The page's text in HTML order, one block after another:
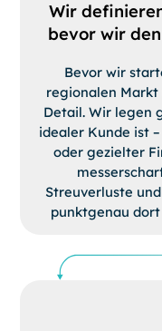
Wir
bevor wir
Bevor wir
regionalen
Detail. Wir legen
idealer Kunde ist
oder gezielter
Streuverluste
punktgenau